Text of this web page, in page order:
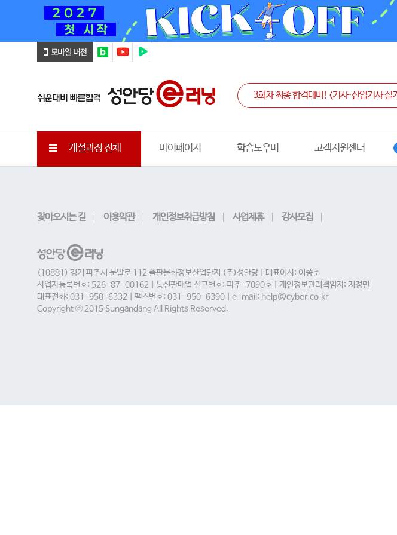
개설과정 전체 마이페이지 학습도우미 고객지원센터
찾아오시는 길 이용약관 개인정보취급방침 사업제휴 강사모집
(10881) 경기 파주시 문발로 112 출판문화정보산업단지 (주)성안당 | 대표이사: 이종춘
사업자등록번호: 526-87-00162 | 통신판매업 신고번호: 파주-7090호 | 개인정보관리책임자: 지정민
대표전화: 031-950-6332 | 팩스번호: 031-950-6390 | e-mail: help@cyber.co.kr
Copyright ⓒ 2015 Sungandang All Rights Reserved.